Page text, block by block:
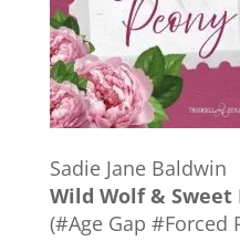
Sadie Jane Baldwin
Wild Wolf & Sweet
(#Age Gap #Forced